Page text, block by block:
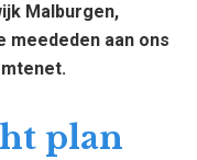
Malburgen,
meededen aan ons
plan